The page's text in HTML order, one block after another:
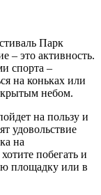
Парк
– это активность.
спорта –
на коньках или
небом.
на пользу и
удовольствие
на
побегать и
площадку или в